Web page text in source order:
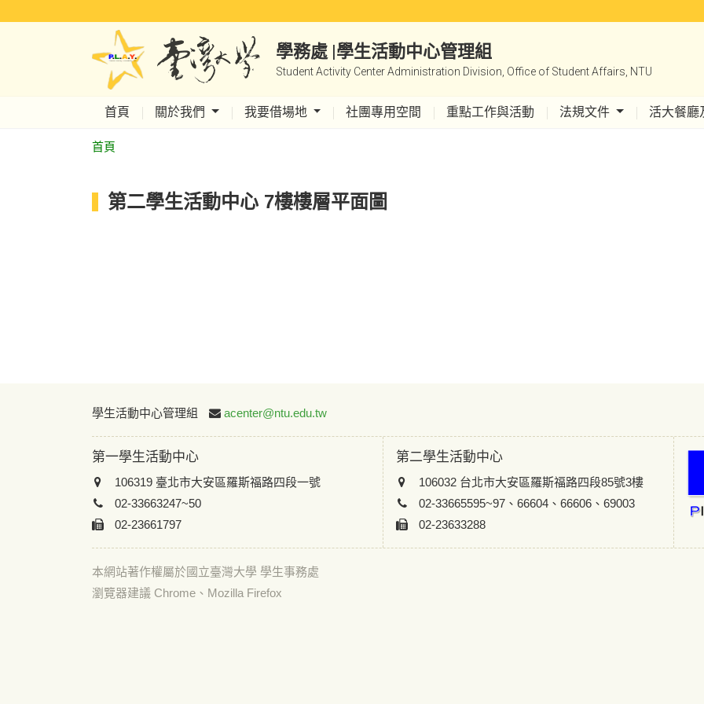
學務處 |學生活動中心管理組
Student Activity Center Administration Division, Office of Student Affairs, NTU
首頁 關於我們 我要借場地 社團專用空間 重點工作與活動 法規文件 活大餐
首頁
第二學生活動中心 7樓樓層平面圖
學生活動中心管理組 acenter@ntu.edu.tw
第一學生活動中心
106319 臺北市大安區羅斯福路四段一號
02-33663247~50
02-23661797
第二學生活動中心
106032 台北市大安區羅斯福路四段85號3樓
02-33665595~97、66604、66606、69003
02-23633288
本網站著作權屬於國立臺灣大學 學生事務處
瀏覽器建議 Chrome、Mozilla Firefox